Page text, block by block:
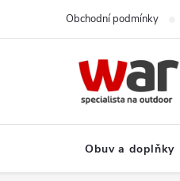
Obchodní podmínky
Obuv a doplňky